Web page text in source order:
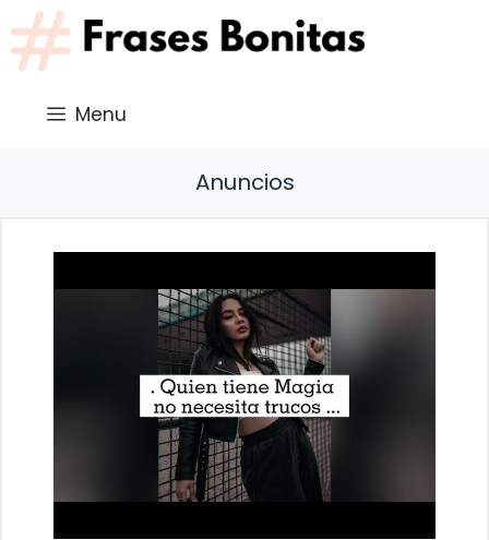
Saltar
al
contenido
Menu
Anuncios